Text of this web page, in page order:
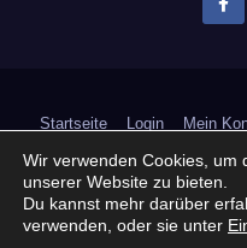
Startseite Login Mein
+ Neue
Impressum /
Wir verwenden Cookies, um
unserer Website zu bieten.
Du kannst mehr darüber
verwenden, oder sie unter